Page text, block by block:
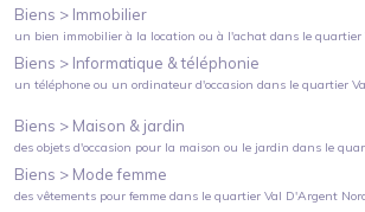
Biens > Immobilier
un bien immobilier à la location ou à l'achat dans le quartier
Biens > Informatique & téléphonie
un téléphone ou un ordinateur d'occasion dans le quartier
Biens > Maison & jardin
des objets d'occasion pour la maison ou le jardin dans le
Biens > Mode femme
des vêtements pour femme dans le quartierVal D'Argent